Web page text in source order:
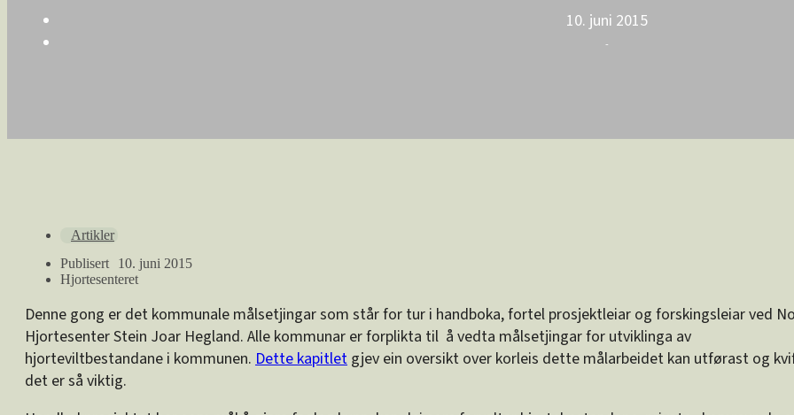
10. juni 2015
-
Artikler
Publisert
10. juni 2015
Hjortesenteret
Denne gong er det kommunale målsetjingar som står for tur i handboka, fortel prosjektleiar og forskingsleiar ved
Hjortesenter Stein Joar Hegland. Alle kommunar er forplikta til å vedta målsetjingar for utviklinga av
hjorteviltbestandane i kommunen. Dette kapitlet gjev ein oversikt over korleis dette målarbeidet kan utførast og
det er så viktig.